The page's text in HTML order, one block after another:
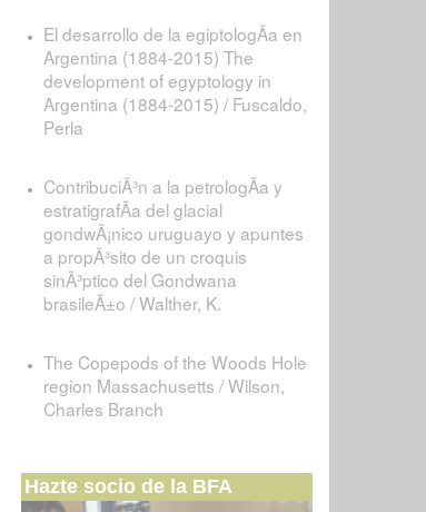
El desarrollo de la egiptologÃ­a en
Argentina (1884-2015) The
development of egyptology in
Argentina (1884-2015) / Fuscaldo,
Perla
ContribuciÃ³n a la petrologÃ­a y
estratigrafÃ­a del glacial
gondwÃ¡nico uruguayo y apuntes
a propÃ³sito de un croquis
sinÃ³ptico del Gondwana
brasileÃ±o / Walther, K.
The Copepods of the Woods Hole
region Massachusetts / Wilson,
Charles Branch
Hazte socio de la BFA